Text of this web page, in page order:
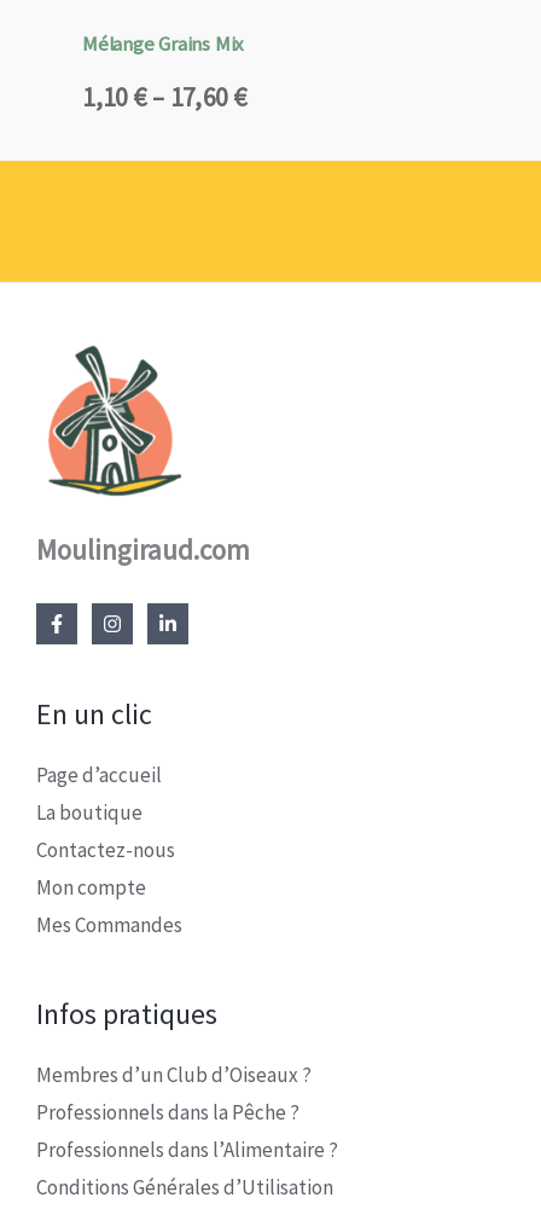
Mélange Grains Mix
1,10€– 17,60€
Plage
prix :
Moulingiraud.com
En un clic
Page d’accueil
La boutique
Contactez-nous
Mon compte
Mes Commandes
Infos pratiques
Membres d’un Club d’Oiseaux ?
Professionnels dans la Pêche ?
Professionnels dans l’Alimentaire ?
Conditions Générales d’Utilisation